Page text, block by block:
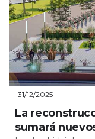
31/12/2025
La
sumará